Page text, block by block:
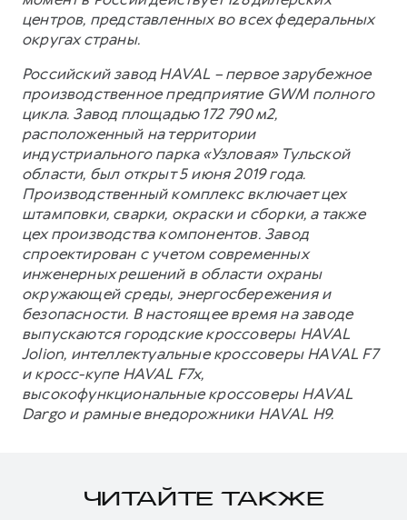
центров, представленных во всех федеральных
округах страны.
Российский завод HAVAL – первое зарубежное
производственное предприятие GWM полного
цикла. Завод площадью 172 790 м2,
расположенный на территории
индустриального парка «Узловая» Тульской
области, был открыт 5 июня 2019 года.
Производственный комплекс включает цех
штамповки, сварки, окраски и сборки, а также
цех производства компонентов. Завод
спроектирован с учетом современных
инженерных решений в области охраны
окружающей среды, энергосбережения и
безопасности. В настоящее время на заводе
выпускаются городские кроссоверы HAVAL
Jolion, интеллектуальные кроссоверы HAVAL F7
и кросс-купе HAVAL F7x,
высокофункциональные кроссоверы HAVAL
Dargo и рамные внедорожники HAVAL H9.
ЧИТАЙТЕ ТАКЖЕ